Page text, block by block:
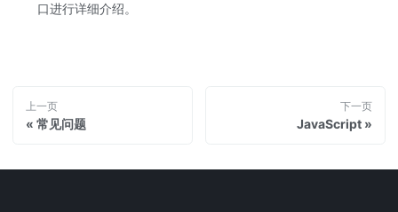
口进行详细介绍。
上一页
常见问题
下一页
JavaScript